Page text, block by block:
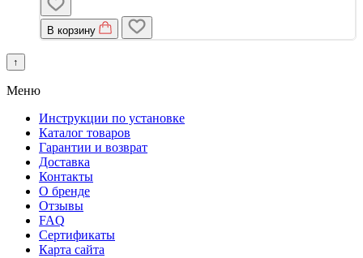
В корзину
↑
Меню
Инструкции по установке
Каталог товаров
Гарантии и возврат
Доставка
Контакты
О бренде
Отзывы
FAQ
Сертификаты
Карта сайта